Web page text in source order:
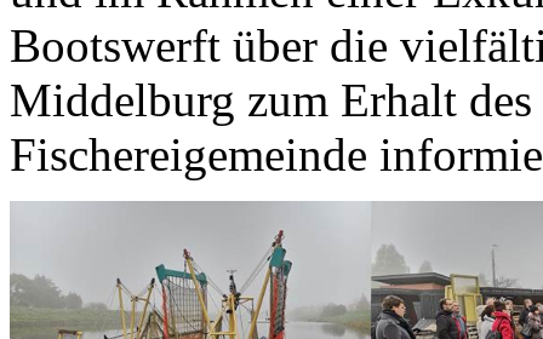
Bootswerft über die
Middelburg zum Erhalt
Fischereigemeinde